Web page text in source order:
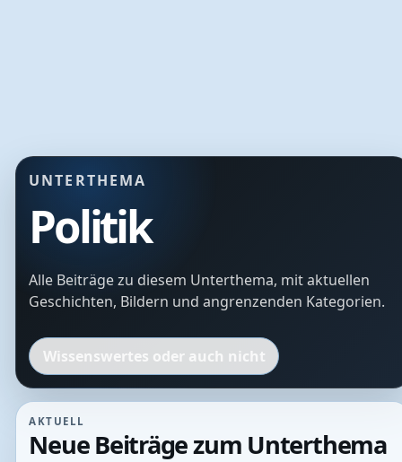
UNTERTHEMA
Politik
Alle Beiträge zu diesem Unterthema, mit aktuellen
Geschichten, Bildern und angrenzenden Kategorien.
Wissenswertes oder auch nicht
AKTUELL
Neue Beiträge zum Unterthema